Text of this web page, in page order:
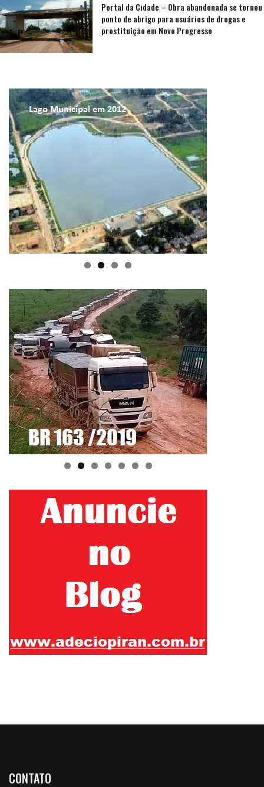
Portal da Cidade – Obra abandonada se tornou
ponto de abrigo para usuários de drogas e
prostituição em Novo Progresso
CONTATO